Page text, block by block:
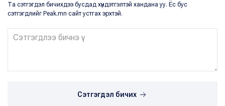
Та сэтгэгдэл бичихдээ бусдад хүндэтгэлтэй хандана уу. Ёс бус
сэтгэгдлийг Peak.mn сайт устгах эрхтэй.
Сэтгэгдэл бичих